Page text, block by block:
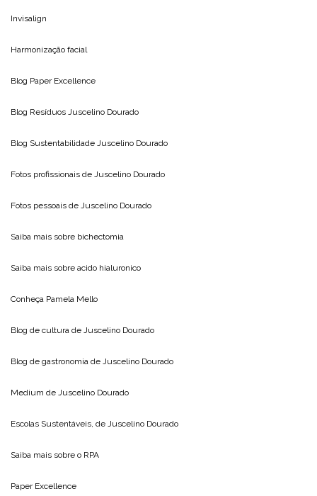
Invisalign
Harmonização facial
Blog Paper Excellence
Blog Resíduos Juscelino Dourado
Blog Sustentabilidade Juscelino Dourado
Fotos profissionais de Juscelino Dourado
Fotos pessoais de Juscelino Dourado
Saiba mais sobre bichectomia
Saiba mais sobre acido hialuronico
Conheça Pamela Mello
Blog de cultura de Juscelino Dourado
Blog de gastronomia de Juscelino Dourado
Medium de Juscelino Dourado
Escolas Sustentáveis, de Juscelino Dourado
Saiba mais sobre o RPA
Paper Excellence